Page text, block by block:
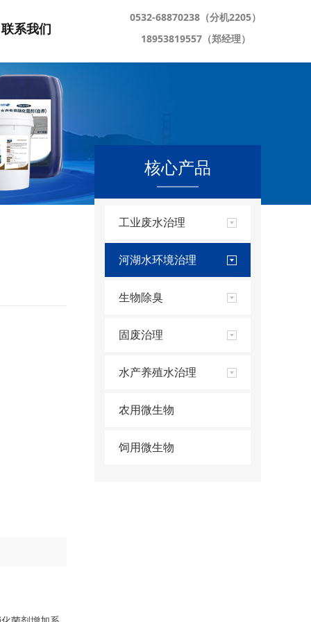
联系我们
0532-68870238（分机2205）
18953819557（郑经理）
核心产品
工业废水治理
河湖水环境治理
生物除臭
固废治理
水产养殖水治理
农用微生物
饲用微生物